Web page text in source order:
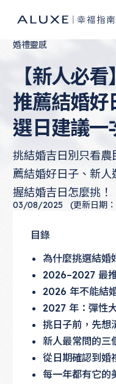
婚禮靈感
【新人必
推薦結婚好
選日建議一
挑結婚吉日別只看
薦結婚好日子、新
握結婚吉日怎麼挑！
03/08/2025 (更新日期
目錄
為什麼挑選結婚
2026–2027 最
2026 年不能結
2027 年：彈性
挑日子前，先想
新人最常問的三
從日期確認到婚
每一年都有它的